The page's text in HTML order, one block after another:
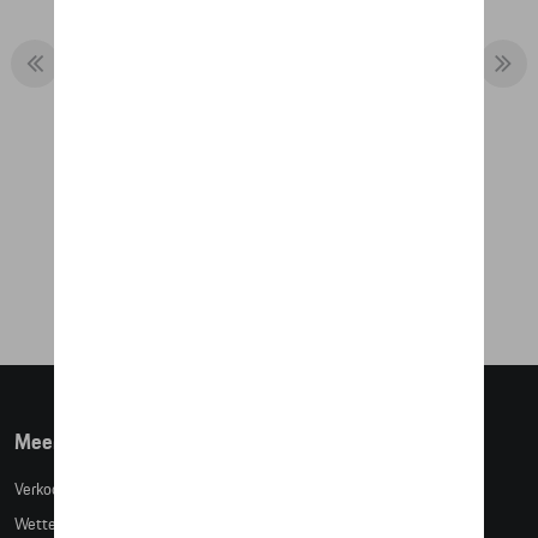
Meer info
Verkoopsvoorwaarden
Wettelijke bepalingen